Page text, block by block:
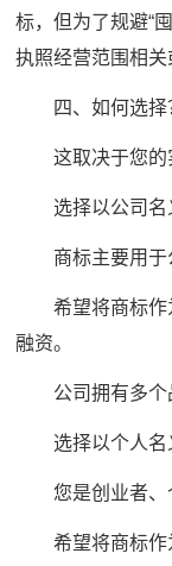
标，但为了规避“
执照经营范围相关
四、如何选择？
这取决于您的
选择以公司名
商标主要用于
希望将商标作
融资。
公司拥有多个品
选择以个人名
您是创业者、
希望将商标作